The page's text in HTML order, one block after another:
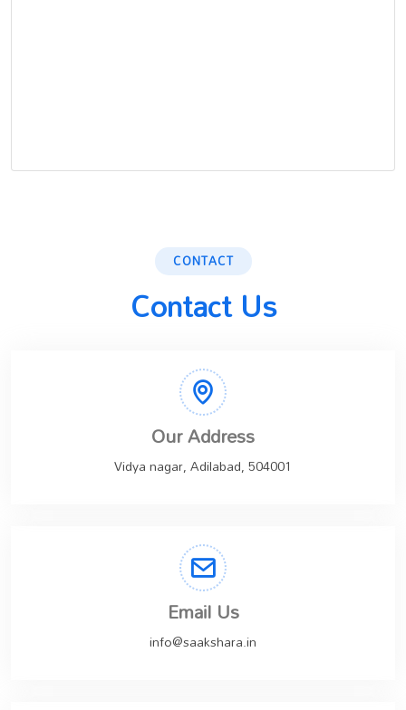
CONTACT
Contact Us
Our Address
Vidya nagar, Adilabad, 504001
Email Us
info@saakshara.in